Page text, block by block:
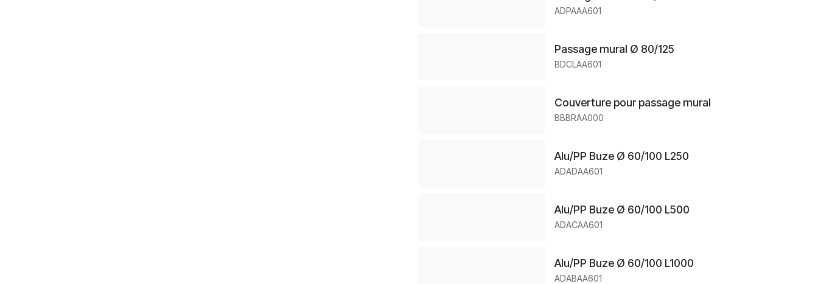
ADPAAA601
Passage mural Ø 80/125
BDCLAA601
Couverture pour passage mural
BBBRAA000
Alu/PP Buze Ø 60/100 L250
ADADAA601
Alu/PP Buze Ø 60/100 L500
ADACAA601
Alu/PP Buze Ø 60/100 L1000
ADABAA601